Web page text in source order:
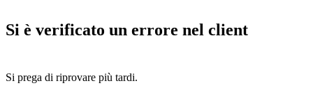
Si è verificato un errore nel client
Si prega di riprovare più tardi.